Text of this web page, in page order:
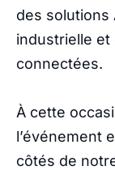
des solutions
industrielle et
connectées.
À cette
l’événement
côtés de